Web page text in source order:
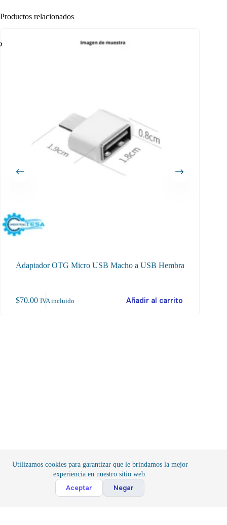
Utilizamos cookies para garantizar que le brindamos la mejor
experiencia en nuestro sitio web.
Aceptar Negar
Productos relacionados
Adaptador OTG Micro USB Macho a USB Hembra
$70.00 IVA incluido Añadir al carrito